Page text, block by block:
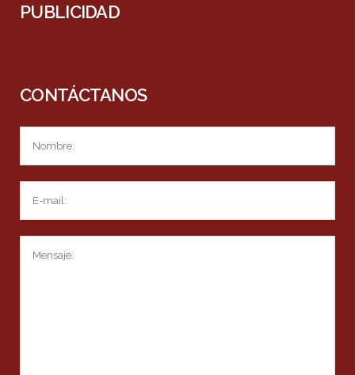
PUBLICIDAD
CONTÁCTANOS